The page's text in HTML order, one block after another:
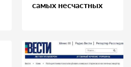
самых несчастных